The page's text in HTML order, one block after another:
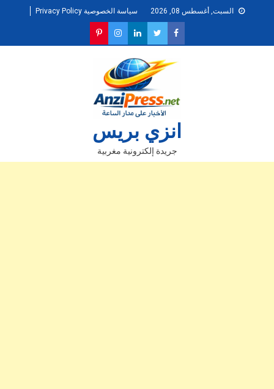
السبت, أغسطس 08, 2026 سياسة الخصوصية Privacy Policy
انزي بريس
جريدة إلكترونية مغربية